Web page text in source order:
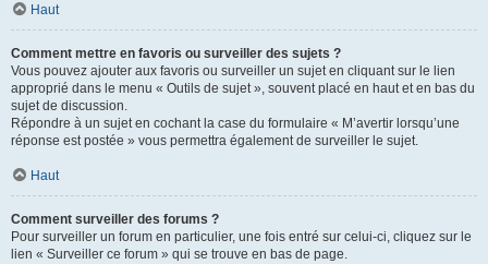
Haut
Comment mettre en favoris ou surveiller des sujets ?
Vous pouvez ajouter aux favoris ou surveiller un sujet en cliquant sur le lien
approprié dans le menu « Outils de sujet », souvent placé en haut et en bas du
sujet de discussion.
Répondre à un sujet en cochant la case du formulaire « M’avertir lorsqu’une
réponse est postée » vous permettra également de surveiller le sujet.
Haut
Comment surveiller des forums ?
Pour surveiller un forum en particulier, une fois entré sur celui-ci, cliquez sur le
lien « Surveiller ce forum » qui se trouve en bas de page.